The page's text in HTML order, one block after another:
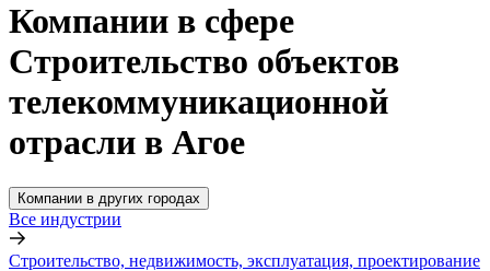
Компании в сфере
Строительство объектов
телекоммуникационной
отрасли в Агое
Компании в других городах
Все индустрии
Строительство, недвижимость, эксплуатация, проектирование